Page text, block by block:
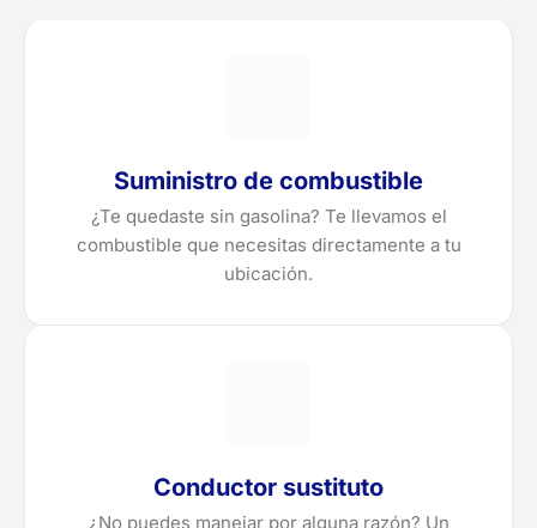
Suministro de combustible
¿Te quedaste sin gasolina? Te llevamos el
combustible que necesitas directamente a tu
ubicación.
Conductor sustituto
¿No puedes manejar por alguna razón? Un